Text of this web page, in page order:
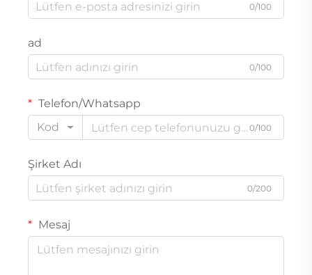
0/100
ad
0/100
Telefon/Whatsapp
Kod
0/100
Şirket Adı
0/200
Mesaj